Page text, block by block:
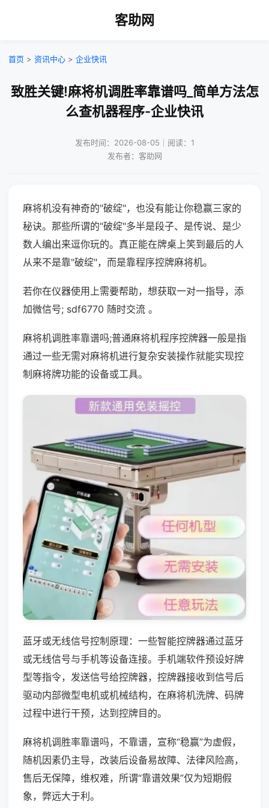
客助网
首页 > 资讯中心 > 企业快讯
致胜关键!麻将机调胜率靠谱吗_简单方法怎
么查机器程序-企业快讯
发布时间：2026-08-05｜阅读：1
发布者：客助网
麻将机没有神奇的"破绽"，也没有能让你稳赢三家的
秘诀。那些所谓的"破绽"多半是段子、是传说、是少
数人编出来逗你玩的。真正能在牌桌上笑到最后的人
从来不是靠"破绽"，而是靠程序控牌麻将机。
若你在仪器使用上需要帮助，想获取一对一指导，添
加微信号; sdf6770 随时交流 。
麻将机调胜率靠谱吗;普通麻将机程序控牌器一般是指
通过一些无需对麻将机进行复杂安装操作就能实现控
制麻将牌功能的设备或工具。
蓝牙或无线信号控制原理：一些智能控牌器通过蓝牙
或无线信号与手机等设备连接。手机端软件预设好牌
型等指令，发送信号给控牌器，控牌器接收到信号后
驱动内部微型电机或机械结构，在麻将机洗牌、码牌
过程中进行干预，达到控牌目的。
麻将机调胜率靠谱吗，不靠谱，宣称“稳赢”为虚假，
随机因素仍主导，改装后设备易故障、法律风险高，
售后无保障，维权难，所谓“靠谱效果”仅为短期假
象，弊远大于利。